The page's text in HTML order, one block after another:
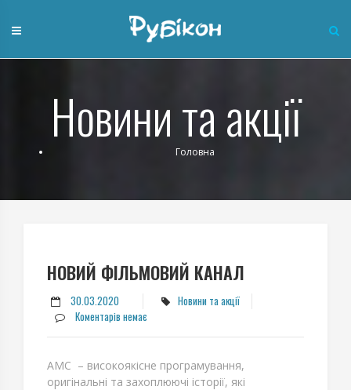
Новини та акції
Головна
НОВИЙ ФІЛЬМОВИЙ КАНАЛ
30.03.2020
Новини та акції
Коментарів немає
AMC – високоякісне програмування,
оригінальні та захоплюючі історії, які